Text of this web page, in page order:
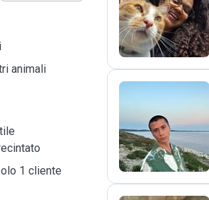
animali
1 cliente
J
A